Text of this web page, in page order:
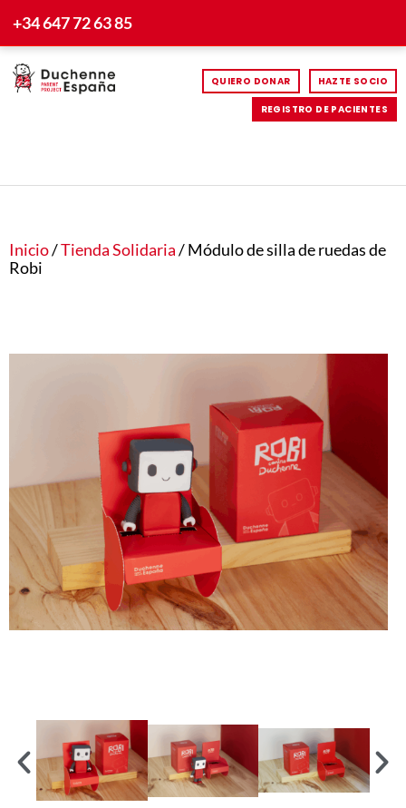
+34 647 72 63 85
QUIERO DONAR HAZTE SOCIO
REGISTRO DE PACIENTES
Inicio/Tienda Solidaria/ Módulo de silla de ruedas de
Robi